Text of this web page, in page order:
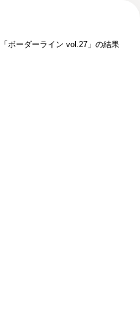
ボーダーライン vol.27」の結果